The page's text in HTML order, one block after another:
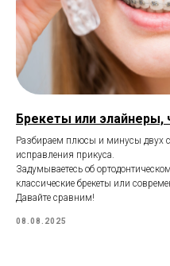
Брекеты или элайнеры,
Разбираем плюсы и минусы двух
исправления прикуса.
Задумываетесь об
классические брекеты или
Давайте сравним!
08.08.2025